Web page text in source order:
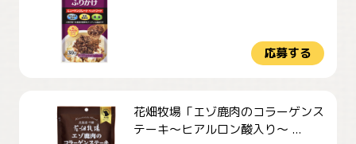
応募する
花畑牧場「エゾ鹿肉のコラーゲンス
テーキ～ヒアルロン酸入り～ ...